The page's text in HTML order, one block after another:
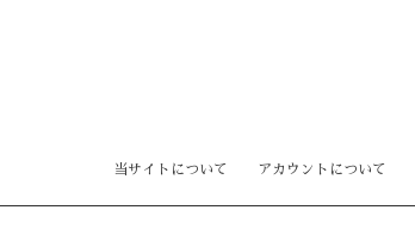
当サイトについて アカウントについて